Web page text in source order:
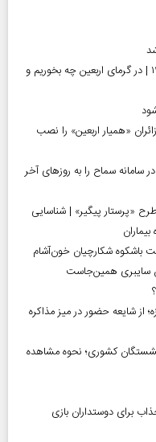
توصیه‌های تغذیه‌ای برای زائران اربعین ۱۴۰۵ | در گرمای اربعین چه بخوریم و
«همیار اربعین» را نصب
| ثبت‌نام در سامانه سماح را به روز‌های آخر
طرح «پرستار پیگیر» | شناسایی
سایبری همین‌جاست
شایعه حضور در میز مذاکره
تومانی بازنشستگان کشوری؛ نحوه مشاهده